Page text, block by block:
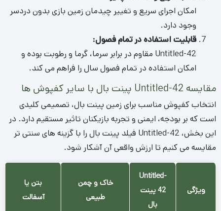
است که بر بودجه، ایمنی و تجربه بازیکنان تاثیر مستقیم دارد. در
مقایسه می کنیم تا ارزش واقعی آن آشکار شود.
Untitled-
بال
خاک و چمن
طبیعی
بتن یا
آسفالت
ایمنی و
جذب
ضربه
بسیار بالا
(سطح نرم
و
یکنواخت)
متوسط (گرد و
غبار، ناهمواری،
گل ولای)
پایین (سخت
و خطرناک در
سقوط)
کم (برس
کشی دوره
بالا (آبیاری،
متوسط